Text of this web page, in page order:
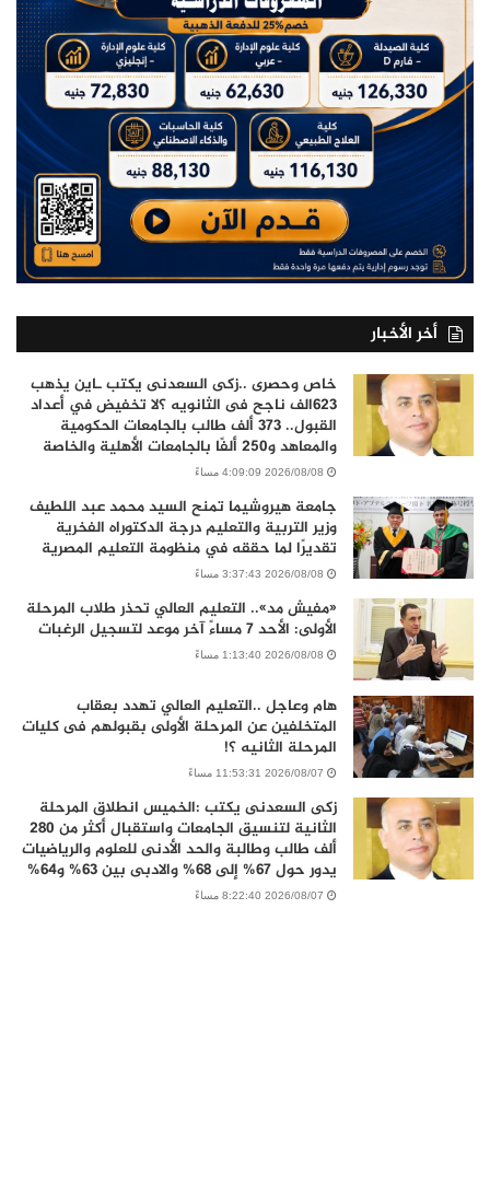
أخر الأخبار
خاص وحصرى ..زكى السعدنى يكتب ـاين يذهب
٦٢٣الف ناجح فى الثانويه ؟لا تخفيض في أعداد
القبول.. 373 ألف طالب بالجامعات الحكومية
والمعاهد و250 ألفًا بالجامعات الأهلية والخاصة
2026/08/08 4:09:09 مساءً
جامعة هيروشيما تمنح السيد محمد عبد اللطيف
وزير التربية والتعليم درجة الدكتوراه الفخرية
تقديرًا لما حققه في منظومة التعليم المصرية
2026/08/08 3:37:43 مساءً
«مفيش مد».. التعليم العالي تحذر طلاب المرحلة
الأولى: الأحد 7 مساءً آخر موعد لتسجيل الرغبات
2026/08/08 1:13:40 مساءً
هام وعاجل ..التعليم العالي تهدد بعقاب
المتخلفين عن المرحلة الأولى بقبولهم فى كليات
المرحلة الثانيه ؟!
2026/08/07 11:53:31 مساءً
زكى السعدنى يكتب :الخميس انطلاق المرحلة
الثانية لتنسيق الجامعات واستقبال أكثر من 280
ألف طالب وطالبة والحد الأدنى للعلوم والرياضيات
يدور حول 67% إلى 68% والادبى بين 63% و64%
2026/08/07 8:22:40 مساءً